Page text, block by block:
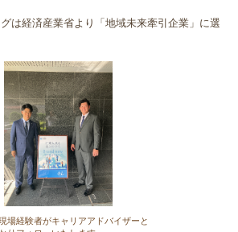
は経済産業省より「地域未来牽引企業」に選
場経験者がキャリアアドバイザーと